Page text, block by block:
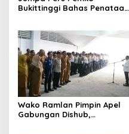
Bukittinggi Bahas Penataan
Wako Ramlan Pimpin Apel
Gabungan Dishub,